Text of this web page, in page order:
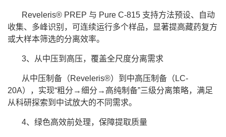
Reveleris® PREP 与 Pure C-815 支持方法预设、自动
收集、多峰识别，可连续运行多个样品，显著提高藏药复方
或大样本筛选的分离效率。
3、 从中压到高压，覆盖全尺度分离需求
从中压制备（Reveleris®）到中高压制备（ LC-
20A），实现“粗分 →细分 → 高纯制备”三级分离策略，满足
从科研探索到中试放大的不同需求。
4、 绿色高效前处理，保障提取质量